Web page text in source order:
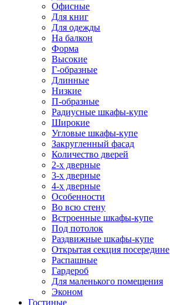
Офисные
Для книг
Для одежды
На балкон
Форма
Высокие
Г-образные
Длинные
Низкие
П-образные
Радиусные шкафы-купе
Широкие
Угловые шкафы-купе
Закругленный фасад
Количество дверей
2-х дверные
3-х дверные
4-х дверные
Особенности
Во всю стену
Встроенные шкафы-купе
Под потолок
Раздвижные шкафы-купе
Открытая секция посередине
Распашные
Гардероб
Для маленького помещения
Эконом
Гостиные